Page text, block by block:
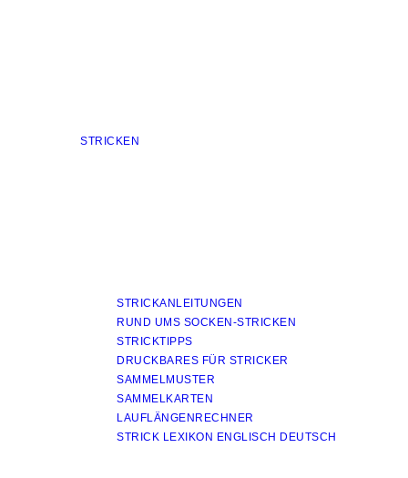
STRICKEN
STRICKANLEITUNGEN
RUND UMS SOCKEN-STRICKEN
STRICKTIPPS
DRUCKBARES FÜR STRICKER
SAMMELMUSTER
SAMMELKARTEN
LAUFLÄNGENRECHNER
STRICK LEXIKON ENGLISCH DEUTSCH